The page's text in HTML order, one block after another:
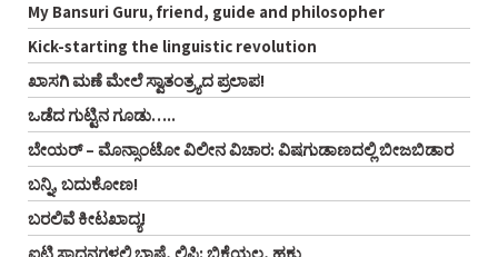
My Bansuri Guru, friend, guide and philosopher
Kick-starting the linguistic revolution
ಖಾಸಗಿ ಮಣೆ ಮೇಲೆ ಸ್ವಾತಂತ್ರ್ಯದ ಪ್ರಲಾಪ!
ಒಡೆದ ಗುಟ್ಟಿನ ಗೂಡು…..
ಬೇಯರ್ – ಮೊನ್ಸಾಂಟೋ ವಿಲೀನ ವಿಚಾರ: ವಿಷಗುಡಾಣದಲ್ಲಿ ಬೀಜಬಿಡಾರ
ಬನ್ನಿ, ಬದುಕೋಣ!
ಬರಲಿವೆ ಕೀಟಖಾದ್ಯ!